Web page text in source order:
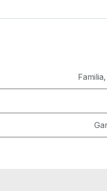
Familia,